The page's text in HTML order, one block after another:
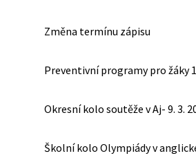
Změna termínu zápisu
Preventivní programy pro žáky
Okresní kolo soutěže v Aj- 9. 3.
Školní kolo Olympiády v